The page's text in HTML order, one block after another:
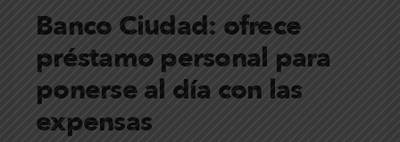
Banco Ciudad: ofrece
préstamo personal para
ponerse al día con las
expensas